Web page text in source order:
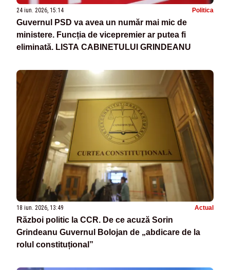
24 iun. 2026, 15:14 Politica
Guvernul PSD va avea un număr mai mic de
ministere. Funcția de vicepremier ar putea fi
eliminată. LISTA CABINETULUI GRINDEANU
18 iun. 2026, 13:49 Actual
Război politic la CCR. De ce acuză Sorin
Grindeanu Guvernul Bolojan de „abdicare de la
rolul constituțional”